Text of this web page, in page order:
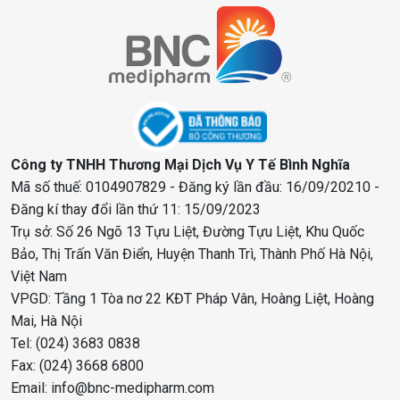
Công ty TNHH Thương Mại Dịch Vụ Y Tế Bình Nghĩa
Mã số thuế: 0104907829 - Đăng ký lần đầu: 16/09/20210 -
Đăng kí thay đổi lần thứ 11: 15/09/2023
Trụ sở: Số 26 Ngõ 13 Tựu Liệt, Đường Tựu Liệt, Khu Quốc
Bảo, Thị Trấn Văn Điển, Huyện Thanh Trì, Thành Phố Hà Nội,
Việt Nam
VPGD: Tầng 1 Tòa nơ 22 KĐT Pháp Vân, Hoàng Liệt, Hoàng
Mai, Hà Nội
Tel: (024) 3683 0838
Fax: (024) 3668 6800
Email: info@bnc-medipharm.com